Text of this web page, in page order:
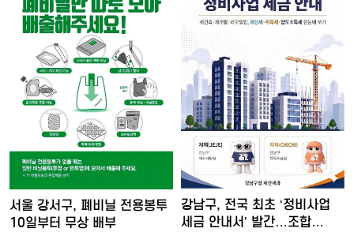
서울 강서구, 폐비닐 전용봉투
10일부터 무상 배부
강남구, 전국 최초 ‘정비사업
세금 안내서’ 발간…조합…